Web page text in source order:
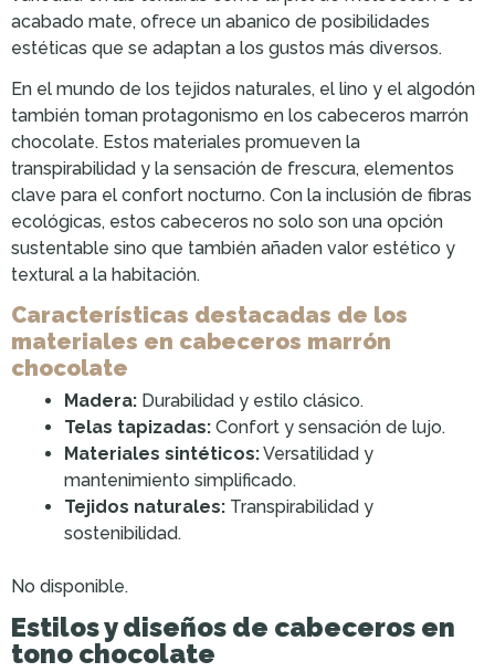
acabado mate, ofrece un abanico de posibilidades
estéticas que se adaptan a los gustos más diversos.
En el mundo de los tejidos naturales, el lino y el algodón
también toman protagonismo en los cabeceros marrón
chocolate. Estos materiales promueven la
transpirabilidad y la sensación de frescura, elementos
clave para el confort nocturno. Con la inclusión de fibras
ecológicas, estos cabeceros no solo son una opción
sustentable sino que también añaden valor estético y
textural a la habitación.
Características destacadas de los
materiales en cabeceros marrón
chocolate
Madera: Durabilidad y estilo clásico.
Telas tapizadas: Confort y sensación de lujo.
Materiales sintéticos:Versatilidad y
mantenimiento simplificado.
Tejidos naturales: Transpirabilidad y
sostenibilidad.
No disponible.
Estilos y diseños de cabeceros en
tono chocolate